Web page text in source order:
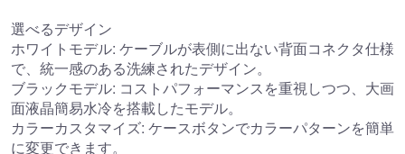
選べるデザイン
ホワイトモデル: ケーブルが表側に出ない背面コネクタ仕様
で、統一感のある洗練されたデザイン。
ブラックモデル: コストパフォーマンスを重視しつつ、大画
面液晶簡易水冷を搭載したモデル。
カラーカスタマイズ: ケースボタンでカラーパターンを簡単
に変更できます。